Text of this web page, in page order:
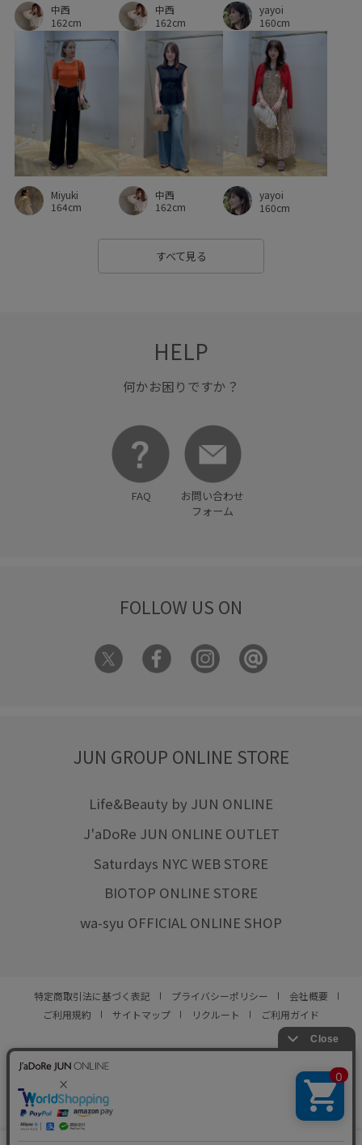
ローファー ワイドシルエット ワイドパンツ
ワンピース 上品 伸縮性 光沢感
冷んやり 大胆なデザイン 幅広
清涼感 着映え 立体感 立体的
美脚 美脚効果 華やか 落ち感
薄手 買い足しアイテム 軽い着心地 透け感
金ボタン
中西
162cm
中西
162cm
yayoi
160cm
Miyuki
164cm
中西
162cm
yayoi
160cm
すべて見る
HELP
何かお困りですか？
FAQ
お問い合わせ
フォーム
FOLLOW US ON
JUN GROUP ONLINE STORE
Life&Beauty by JUN ONLINE
J'aDoRe JUN ONLINE OUTLET
Saturdays NYC WEB STORE
BIOTOP ONLINE STORE
wa-syu OFFICIAL ONLINE SHOP
特定商取引法に基づく表記 プライバシーポリシー
会社概要
ご利用規約
サイトマップ リクルート ご利用ガイド
© JUN CO.,LTD. ALL RIGHTS RESERVED.